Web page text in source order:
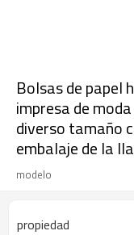
Bolsas de papel
impresa de
diverso tamaño
embalaje de la
modelo
propiedad